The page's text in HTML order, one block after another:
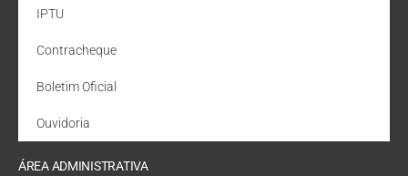
IPTU
Contracheque
Boletim Oficial
Ouvidoria
ÁREA ADMINISTRATIVA